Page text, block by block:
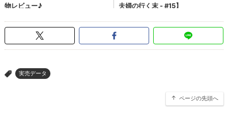
> 実売データ
ページの先頭へ